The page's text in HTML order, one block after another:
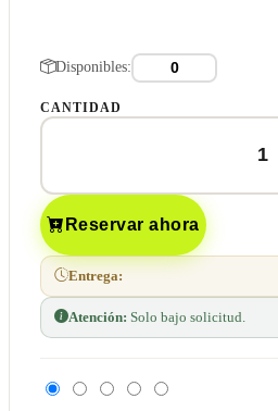
Disponibles:
CANTIDAD
Reservar ahora
Entrega:
Atención: Solo bajo solicitud.